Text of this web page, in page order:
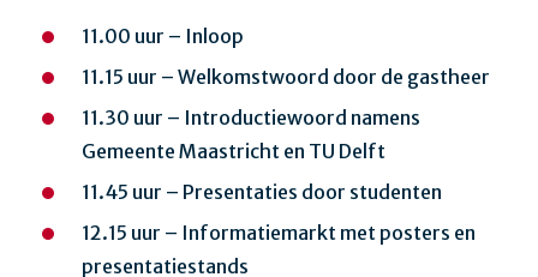
11.00 uur – Inloop
11.15 uur – Welkomstwoord door de gastheer
11.30 uur – Introductiewoord namens
Gemeente Maastricht en TU Delft
11.45 uur – Presentaties door studenten
12.15 uur – Informatiemarkt met posters en
presentatiestands